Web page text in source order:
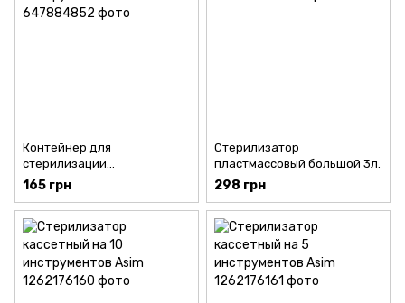
Контейнер для
стерилизации
инструментов 0.5 л.
165 грн
Стерилизатор
пластмассовый большой 3л.
298 грн